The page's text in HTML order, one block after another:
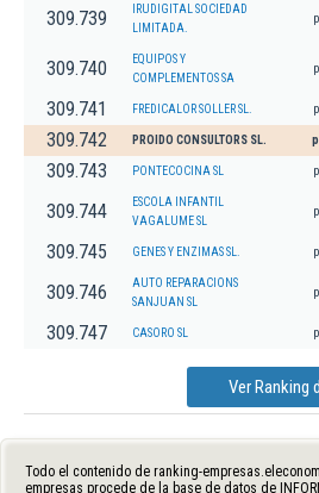
309.739
IRUDIGITAL SOCIEDAD
LIMITADA.
309.740
EQUIPOS Y
COMPLEMENTOS SA
309.741 FREDICALOR SOLLER SL.
309.742 PROIDO CONSULTORS SL.
309.743 PONTECOCINA SL
309.744
ESCOLA INFANTIL
VAGALUME SL
309.745 GENES Y ENZIMAS SL.
309.746
AUTO REPARACIONS
SANJUAN SL
309.747 CASORO SL
Ver Ranking
Todo el contenido de ranking-
empresas procede de la base de datos de